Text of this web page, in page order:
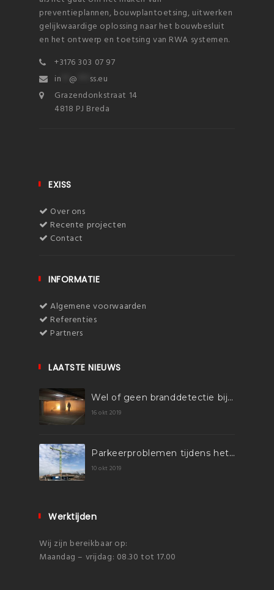
preventieplannen, bouwplantoetsing, uitwerken
gelijkwaardige oplossing naar het bouwbesluit
en het ontwerp en toetsing van RWA systemen.
+3176 303 07 97
in
@
ss.eu
Grazendonkstraat 14
4818 PJ Breda
EXISS
Over ons
Recente projecten
Contact
INFORMATIE
Algemene voorwaarden
Referenties
Partners
LAATSTE NIEUWS
Wel of geen branddetectie bij parkeergarages groter dan 1.000m2?
16 okt 2019
Parkeerproblemen tijdens het bouwproces? Exiss heeft de oplossing!
10 okt 2019
Werktijden
Wij zijn bereikbaar op:
Maandag – vrijdag: 08.30 tot 17.00